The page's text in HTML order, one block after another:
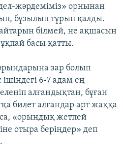
жәрдеміміз» орнынан
бұзылып тұрып қалды.
білмей, не ақшасын
басы қатты.
орындарына зар болып
ішіндегі 6-7 адам ең
алғандықтан, бұған
билет алғандар арт жаққа
«орындық жетпей
отыра беріңдер» деп